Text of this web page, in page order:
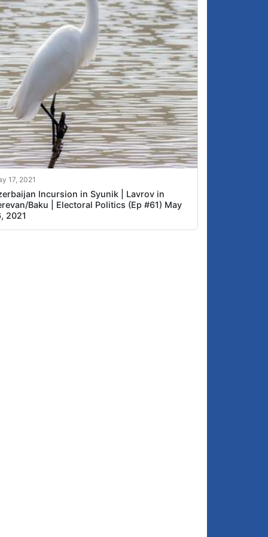
17, 2021
Incursion in Syunik | Lavrov in
Baku | Electoral Politics (Ep #61) May
2021